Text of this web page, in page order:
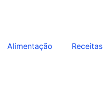
Alimentação Receitas